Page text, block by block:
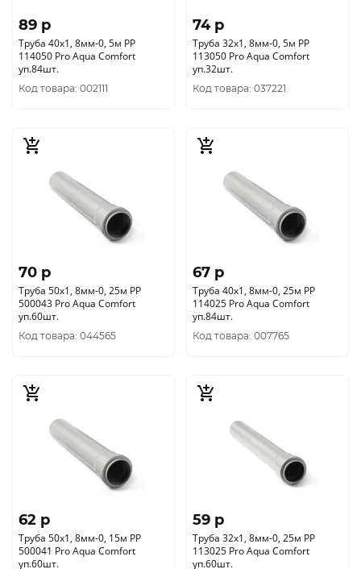
89 p
Труба 40х1, 8мм-0, 5м РР
114050 Pro Aqua Comfort
уп.84шт.
Код товара: 002111
74 p
Труба 32х1, 8мм-0, 5м РР
113050 Pro Aqua Comfort
уп.32шт.
Код товара: 037221
70 p
Труба 50х1, 8мм-0, 25м РР
500043 Pro Aqua Comfort
уп.60шт.
Код товара: 044565
67 p
Труба 40х1, 8мм-0, 25м РР
114025 Pro Aqua Comfort
уп.84шт.
Код товара: 007765
62 p
Труба 50х1, 8мм-0, 15м РР
500041 Pro Aqua Comfort
уп.60шт.
59 p
Труба 32х1, 8мм-0, 25м РР
113025 Pro Aqua Comfort
уп.60шт.